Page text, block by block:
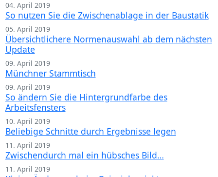
04. April 2019
So nutzen Sie die Zwischenablage in der Baustatik
05. April 2019
Übersichtlichere Normenauswahl ab dem nächsten
Update
09. April 2019
Münchner Stammtisch
09. April 2019
So ändern Sie die Hintergrundfarbe des
Arbeitsfensters
10. April 2019
Beliebige Schnitte durch Ergebnisse legen
11. April 2019
Zwischendurch mal ein hübsches Bild…
11. April 2019